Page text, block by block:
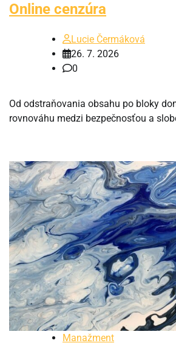
Online cenzúra
Lucie Čermáková
26. 7. 2026
0
Od odstraňovania obsahu po bloky
rovnováhu medzi bezpečnosťou a
Manažment